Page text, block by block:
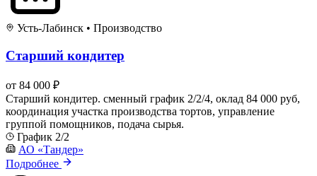
Усть-Лабинск • Производство
Старший кондитер
от 84 000 ₽
Старший кондитер. сменный график 2/2/4, оклад 84 000 руб,
координация участка производства тортов, управление
группой помощников, подача сырья.
График 2/2
АО «Тандер»
Подробнее